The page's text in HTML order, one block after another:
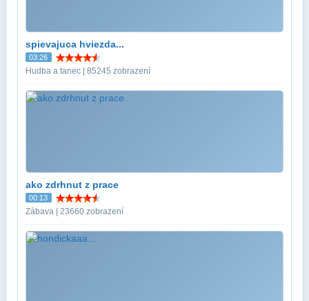
spievajuca hviezda...
03:26
Hudba a tanec | 85245 zobrazení
ako zdrhnut z prace
00:13
Zábava | 23660 zobrazení